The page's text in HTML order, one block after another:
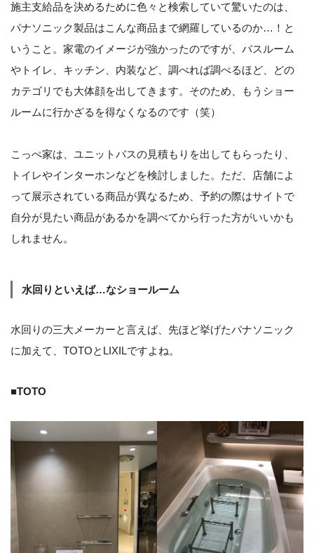
施主支給品を決めるために色々と検索していて驚いたのは、
パナソニック製品はこんな商品まで網羅しているのか…！と
いうこと。家電のイメージが強かったのですが、バスルーム
やトイレ、キッチン、内装など、調べれば調べるほど、どの
カテゴリでも大体顔を出してきます。そのため、もうショー
ルームに行かざるを得なくなるのです（笑）
こっぺ家は、ユニットバスの見積もりを出してもらったり、
トイレやインターホンなどを検討しました。ただ、店舗によ
って展示されている商品が異なるため、予約の際はサイトで
自分が見たい商品があるかを調べてから行った方がいいかも
しれません。
水回りといえば…なショールーム
水回りの三大メーカーと言えば、先ほど挙げたパナソニック
に加えて、TOTOとLIXILですよね。
■TOTO